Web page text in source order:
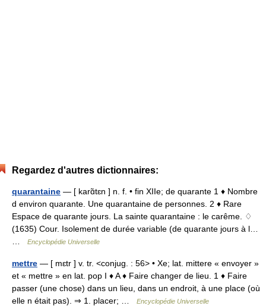
Regardez d'autres dictionnaires:
quarantaine — [ karɑ̃tɛn ] n. f. • fin XIIe; de quarante 1 ♦ Nombre
d environ quarante. Une quarantaine de personnes. 2 ♦ Rare
Espace de quarante jours. La sainte quarantaine : le carême. ♢
(1635) Cour. Isolement de durée variable (de quarante jours à l…
Encyclopédie Universelle
mettre — [ mɛtr ] v. tr. <conjug. : 56> • Xe; lat. mittere « envoyer »
et « mettre » en lat. pop I ♦ A ♦ Faire changer de lieu. 1 ♦ Faire
passer (une chose) dans un lieu, dans un endroit, à une place (où
elle n était pas). ⇒ 1. placer; …
Encyclopédie Universelle